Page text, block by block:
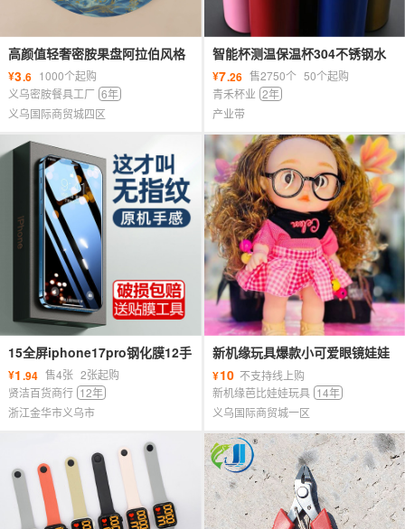
高颜值轻奢密胺果盘阿拉伯风格
复古水果盘pet金色奢华时尚花边
¥3.6 1000个起购
义乌密胺餐具工厂 6年
义乌国际商贸城四区
智能杯测温保温杯304不锈钢水
杯简约创意便携杯子家用礼品定
制
¥7.26 售2750个 50个起购
青禾杯业 2年
产业带
15全屏iphone17pro钢化膜12手
机膜14苹果11防窥膜苹果16手机
壳
¥1.94 售4张 2张起购
贤洁百货商行 12年
浙江金华市义乌市
新机缘玩具爆款小可爱眼镜娃娃
洛熙公主原创设计女孩礼物礼盒
¥10 不支持线上购
新机缘芭比娃娃玩具 14年
义乌国际商贸城一区